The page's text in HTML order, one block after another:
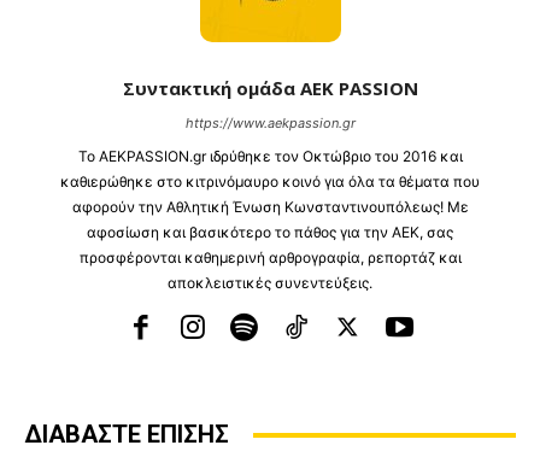
Συντακτική ομάδα AEK PASSION
https://www.aekpassion.gr
Το ⁦AEKPASSION.gr⁩ ιδρύθηκε τον Οκτώβριο του 2016 και
καθιερώθηκε στο κιτρινόμαυρο κοινό για όλα τα θέματα που
αφορούν την Αθλητική Ένωση Κωνσταντινουπόλεως! Με
αφοσίωση και βασικότερο το πάθος για την ΑΕΚ, σας
προσφέρονται καθημερινή αρθρογραφία, ρεπορτάζ και
αποκλειστικές συνεντεύξεις.
ΔΙΑΒΑΣΤΕ ΕΠΙΣΗΣ